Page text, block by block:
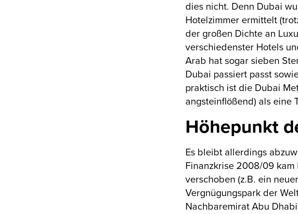
dies nicht. Denn Dubai
Hotelzimmer ermittelt
der großen Dichte an
verschiedenster Hotels
Arab hat sogar sieben
Dubai passiert passt
praktisch ist die Dubai
angsteinflößend) als eine
Höhepunkt
Es bleibt allerdings
Finanzkrise 2008/09 kam
verschoben (z.B. ein
Vergnügungspark der
Nachbaremirat Abu